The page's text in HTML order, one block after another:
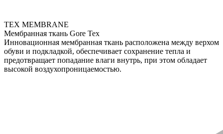
TEX MEMBRANE
Мембранная ткань Gore Tex
Инновационная мембранная ткань расположена между верхом
обуви и подкладкой, обеспечивает сохранение тепла и
предотвращает попадание влаги внутрь, при этом обладает
высокой воздухопроницаемостью.